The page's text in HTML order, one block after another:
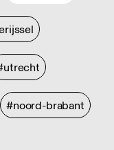
#noord-brabant